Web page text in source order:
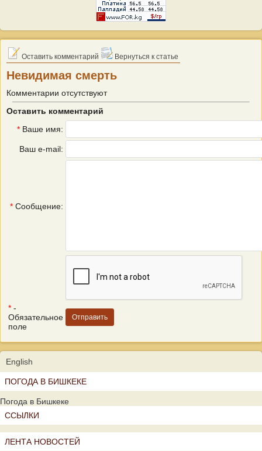
Оставить комментарий Вернуться к статье
Невидимая смерть
Комментарии отсутствуют
Оставить комментарий
* Ваше имя:
Ваш e-mail:
* Сообщение:
* -
Обязательное
поле
English
ПОГОДА В БИШКЕКЕ
Погода в Бишкеке
ССЫЛКИ
ЛЕНТА НОВОСТЕЙ